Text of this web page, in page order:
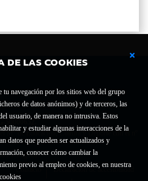
DE LAS COOKIES
tu navegación por los sitios web del grupo
de datos anónimos) y de terceros, las
usuario, de manera no intrusiva. Estos
y estudiar algunas interacciones de la
datos que pueden ser actualizados y
conocer cómo cambiar la
previo al empleo de cookies, en nuestra
Mº de Educación, Cultura y Deporte con el nº
Zaragoza.
Contacto
Declaración de accesibilidad